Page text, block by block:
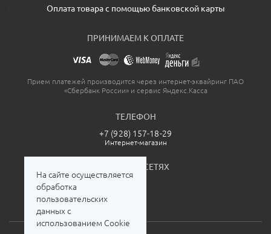
Оплата товара с помощью банковской карты
ПРИНИМАЕМ К ОПЛАТЕ
Прием платежей производится через интернет-эквайринг ПАО
«Сбербанк России» и сервис Яндекс.Касса
ТЕЛЕФОН
+7 (928) 157-18-29
Интернет-магазин
МЫ В СОЦСЕТЯХ
На сайте осуществляется
обработка
пользовательских
данных с
использованием Cookie